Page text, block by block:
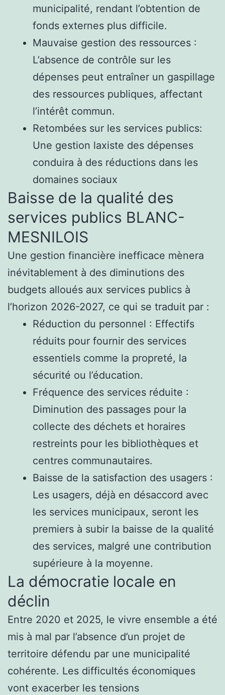
municipalité, rendant l’obtention de
fonds externes plus difficile.
Mauvaise gestion des ressources :
L’absence de contrôle sur les
dépenses peut entraîner un gaspillage
des ressources publiques, affectant
l’intérêt commun.
Retombées sur les services publics:
Une gestion laxiste des dépenses
conduira à des réductions dans les
domaines sociaux
Baisse de la qualité des
services publics BLANC-
MESNILOIS
Une gestion financière inefficace mènera
inévitablement à des diminutions des
budgets alloués aux services publics à
l’horizon 2026-2027, ce qui se traduit par :
Réduction du personnel : Effectifs
réduits pour fournir des services
essentiels comme la propreté, la
sécurité ou l’éducation.
Fréquence des services réduite :
Diminution des passages pour la
collecte des déchets et horaires
restreints pour les bibliothèques et
centres communautaires.
Baisse de la satisfaction des usagers :
Les usagers, déjà en désaccord avec
les services municipaux, seront les
premiers à subir la baisse de la qualité
des services, malgré une contribution
supérieure à la moyenne.
La démocratie locale en
déclin
Entre 2020 et 2025, le vivre ensemble a été
mis à mal par l’absence d’un projet de
territoire défendu par une municipalité
cohérente. Les difficultés économiques
vont exacerber les tensions